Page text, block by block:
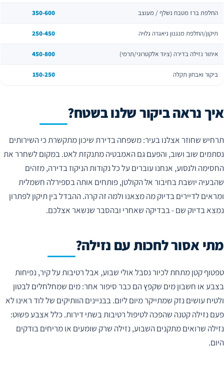
החלפת ברז מטבח נשלף / מעוצב 350-600
תיקון/החלפת מנגנון ניאגרה גלויה 250-450
איתור נזילה בדירה (ציוד אלקטרוני/תרמי) 450-800
ביקור ואבחון תקלה 150-250
איך נראה ביקור שלנו בשטח?
תרחיש שחוזר אצלנו בעיר: משפחה בדירת שיכון מתקשרת כי השירותים
נסתמים שוב ושוב, והפעם גם האמבטיה מתנקזת לאט. במקום לשחרר את
החסימה ולנסוע, אנחנו עוברים על כל נקודות הניקוז בדירה, מזהים
שהבעיה יושבת בחיבור אל הקולטן, פותחים אותה בספירלה חשמלית
ומראים לדיירים בדיוק מה מצאנו ולמה זה קרה. ההבדל בין תיקון לפתרון
נמצא בדיוק שם - בבדיקה שאחרי ובהסבר שנשאר אצלכם.
מתי אסור לחכות עם נזילה?
טפטוף קטן מתחת לכיור נסבל אולי שבוע, אבל רטיבות על קיר, נפיחות
בצבע או חשבון מים שקפץ הם כבר סיפור אחר: מים שמחלחלים לבטון
ולטיח עושים נזק שמתייקר מיום ליום. בבניינים הוותיקים של לוד ראינו לא
פעם נזילה קטנה שהפכה לטיפול רטיבות בשתי דירות. כלל אצבע פשוט:
נזילה שרואים מתקנים השבוע, נזילה שרק שומעים או מריחים בודקים
היום.